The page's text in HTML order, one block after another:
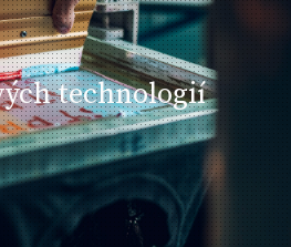
technologií